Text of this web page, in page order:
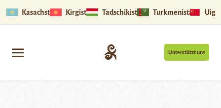
Kasachstan Kirgistan Tadschikistan Turkmenistan
Unterstützt uns